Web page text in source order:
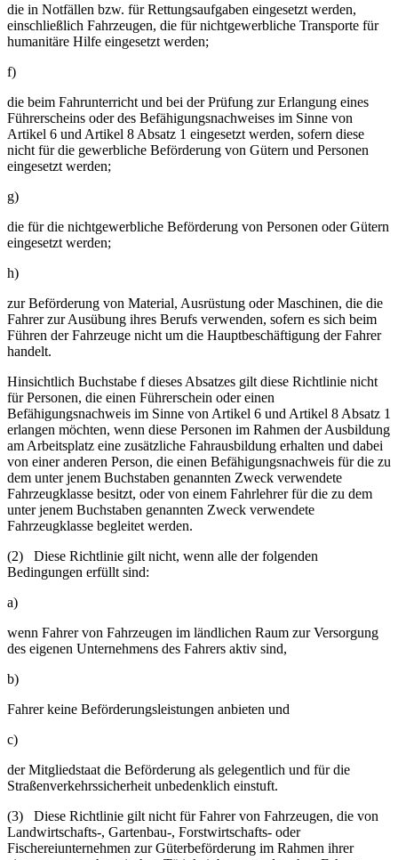
die in Notfällen bzw. für Rettungsaufgaben eingesetzt werden,
einschließlich Fahrzeugen, die für nichtgewerbliche Transporte für
humanitäre Hilfe eingesetzt werden;
f)
die beim Fahrunterricht und bei der Prüfung zur Erlangung eines
Führerscheins oder des Befähigungsnachweises im Sinne von
Artikel 6 und Artikel 8 Absatz 1 eingesetzt werden, sofern diese
nicht für die gewerbliche Beförderung von Gütern und Personen
eingesetzt werden;
g)
die für die nichtgewerbliche Beförderung von Personen oder Gütern
eingesetzt werden;
h)
zur Beförderung von Material, Ausrüstung oder Maschinen, die die
Fahrer zur Ausübung ihres Berufs verwenden, sofern es sich beim
Führen der Fahrzeuge nicht um die Hauptbeschäftigung der Fahrer
handelt.
Hinsichtlich Buchstabe f dieses Absatzes gilt diese Richtlinie nicht
für Personen, die einen Führerschein oder einen
Befähigungsnachweis im Sinne von Artikel 6 und Artikel 8 Absatz 1
erlangen möchten, wenn diese Personen im Rahmen der Ausbildung
am Arbeitsplatz eine zusätzliche Fahrausbildung erhalten und dabei
von einer anderen Person, die einen Befähigungsnachweis für die zu
dem unter jenem Buchstaben genannten Zweck verwendete
Fahrzeugklasse besitzt, oder von einem Fahrlehrer für die zu dem
unter jenem Buchstaben genannten Zweck verwendete
Fahrzeugklasse begleitet werden.
(2) Diese Richtlinie gilt nicht, wenn alle der folgenden
Bedingungen erfüllt sind:
a)
wenn Fahrer von Fahrzeugen im ländlichen Raum zur Versorgung
des eigenen Unternehmens des Fahrers aktiv sind,
b)
Fahrer keine Beförderungsleistungen anbieten und
c)
der Mitgliedstaat die Beförderung als gelegentlich und für die
Straßenverkehrssicherheit unbedenklich einstuft.
(3) Diese Richtlinie gilt nicht für Fahrer von Fahrzeugen, die von
Landwirtschafts-, Gartenbau-, Forstwirtschafts- oder
Fischereiunternehmen zur Güterbeförderung im Rahmen ihrer